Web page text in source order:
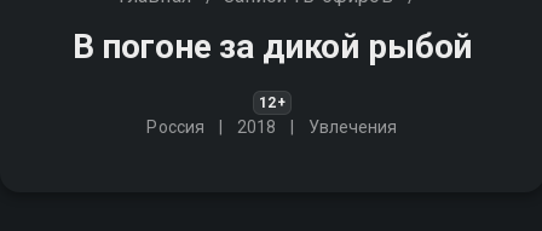
В погоне за дикой рыбой
12+
Россия 2018 Увлечения